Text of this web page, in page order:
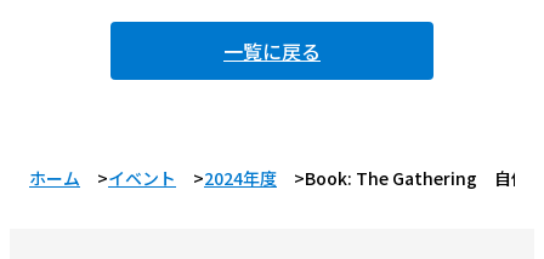
一覧に戻る
ホーム イベント 2024年度 Book: The Gathering 自作ク